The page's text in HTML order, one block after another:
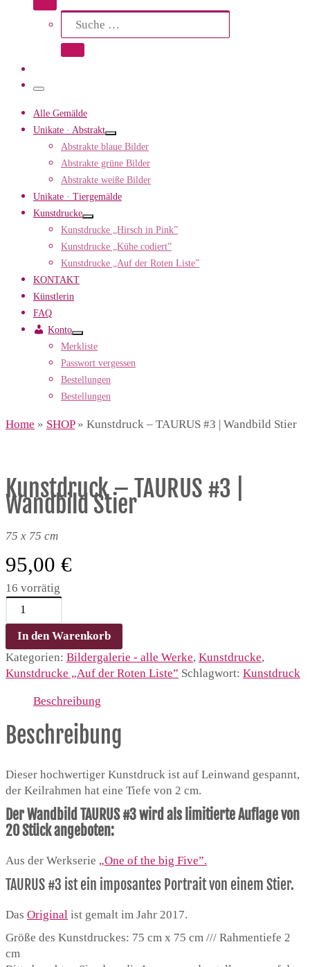
Suche …
Suche
Suche …
Menü
Alle Gemälde
Unikate · Abstrakt
Abstrakte blaue Bilder
Abstrakte grüne Bilder
Abstrakte weiße Bilder
Unikate · Tiergemälde
Kunstdrucke
Kunstdrucke „Hirsch in Pink”
Kunstdrucke „Kühe codiert”
Kunstdrucke „Auf der Roten Liste”
KONTAKT
Künstlerin
FAQ
Konto
Merkliste
Passwort vergessen
Bestellungen
Bestellungen
Home » SHOP» Kunstdruck – TAURUS #3 | Wandbild Stier
Kunstdruck – TAURUS #3 |
Wandbild Stier
75 x 75 cm
95,00 €
16 vorrätig
Kunstdruck
TAURUS
#3
|
Wandbild
In den Warenkorb
Kategorien: Bildergalerie - alle Werke, Kunstdrucke,
Kunstdrucke „Auf der Roten Liste” Schlagwort: Kunstdruck
Beschreibung
Beschreibung
Dieser hochwertiger Kunstdruck ist auf Leinwand gespannt,
der Keilrahmen hat eine Tiefe von 2 cm.
Der Wandbild TAURUS #3 wird als limitierte Auflage von
20 Stück angeboten:
Aus der Werkserie „One of the big Five”.
TAURUS #3 ist ein imposantes Portrait von einem Stier.
Das Original ist gemalt im Jahr 2017.
Größe des Kunstdruckes: 75 cm x 75 cm /// Rahmentiefe 2
cm